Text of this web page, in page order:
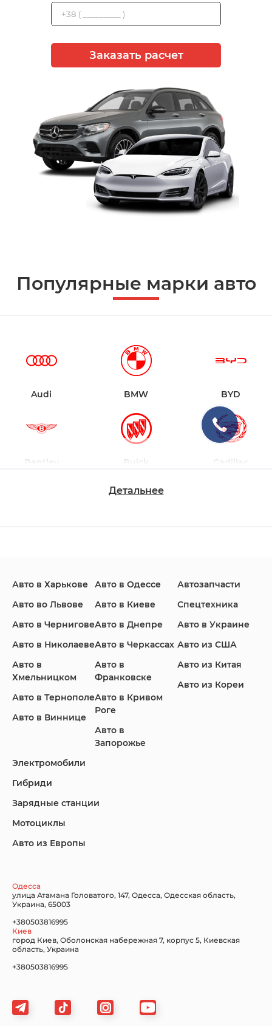
Заказать расчет
Популярные марки авто
Audi BMW BYD
Bentley Buick Cadillac
Infiniti Jaguar Jeep
Land Rover
Lincoln
Subaru Tesla Toyota
Volkswagen Volvo
Детальнее
Авто в Харькове
Авто во Львове
Авто в Чернигове
Авто в Николаеве
Авто в
Хмельницком
Авто в Тернополе
Авто в Виннице
Авто в Одессе
Авто в Киеве
Авто в Днепре
Авто в Черкассах
Авто в
Франковске
Авто в Кривом
Роге
Авто в
Запорожье
Автозапчасти
Спецтехника
Авто в Украине
Авто из США
Авто из Китая
Авто из Кореи
Электромобили
Гибриди
Зарядные станции
Мотоциклы
Авто из Европы
Одесса
улица Атамана Головатого, 147, Одесса, Одесская область,
Украина, 65003
+380503816995
Киев
город Киев, Оболонская набережная 7, корпус 5, Киевская
область, Украина
+380503816995